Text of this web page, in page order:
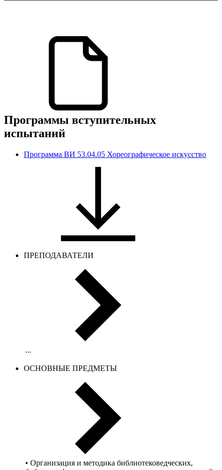
Программы вступительных
испытаний
Программа ВИ 53.04.05 Хореографическое искусство
ПРЕПОДАВАТЕЛИ
...
ОСНОВНЫЕ ПРЕДМЕТЫ
• Организация и методика библиотековедческих,